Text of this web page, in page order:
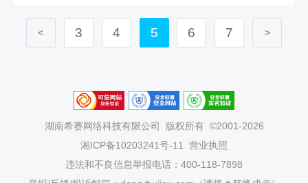
< 3 4 5 6 7 >
湖南希赛网络科技有限公司
版权所有 ©2001-2026
湘ICP备10203241号-11
营业执照
违法和不良信息举报电话：400-118-7898